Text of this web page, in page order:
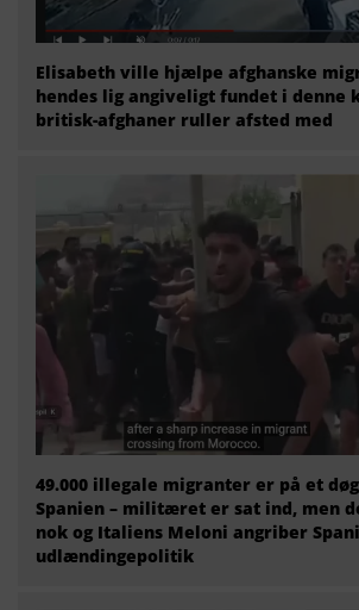
Elisabeth ville hjælpe afghanske
hendes lig angiveligt fundet i denne
britisk-afghaner ruller afsted med
49.000 illegale migranter er på et
Spanien – militæret er sat ind, men
nok og Italiens Meloni angriber
udlændingepolitik